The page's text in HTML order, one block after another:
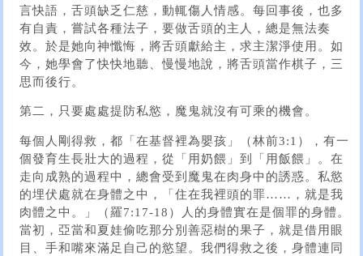
言快語，舌頭缺乏仁慈，動輒傷人情感。每回事後，也多
有自責，嘗試各種法子，要做舌頭的主人，總是無法奏
效。於是她向神懺悔，將舌頭獻給主，求主潔淨使用。如
今，她學會了快快地聽、慢慢地說，將舌頭當作棋子，三
思而後行。
第二，只要處處提防私慾，魔鬼就沒有可乘的機會。
每個人剛得救，都「在基督裡為嬰孩」（林前3:1），有一
個發育生長壯大的過程，從「用奶餵」到「用飯餵」。在
走向成熟的過程中，總會受到魔鬼在肉身中的誘惑。私慾
的埋伏處就在身體之中，「住在我裡頭的罪……，就是我
肉體之中。」（羅7:17-18）人的身體實在是個罪的身體。
當初，亞當和夏娃偷吃那分別善惡樹的果子，就是借用眼
目、手和嘴來滿足自己的慾望。我們得救之後，身體連同